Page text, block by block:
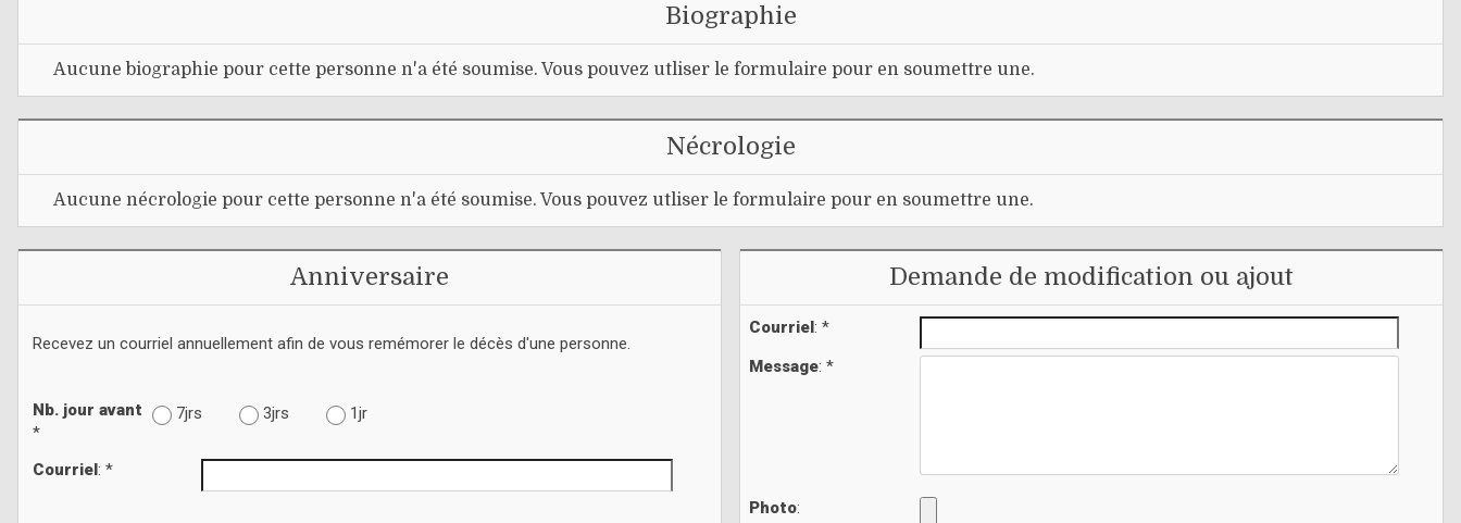
Biographie
Aucune biographie pour cette personne n'a été soumise. Vous pouvez utliser le formulaire pour en soumettre une.
Nécrologie
Aucune nécrologie pour cette personne n'a été soumise. Vous pouvez utliser le formulaire pour en soumettre une.
Anniversaire
Recevez un courriel annuellement afin de vous remémorer le décès d'une personne.
Nb. jour avant
*
7jrs 3jrs 1jr
Courriel: *
Demande de modification ou ajout
Courriel: *
Message: *
Photo: